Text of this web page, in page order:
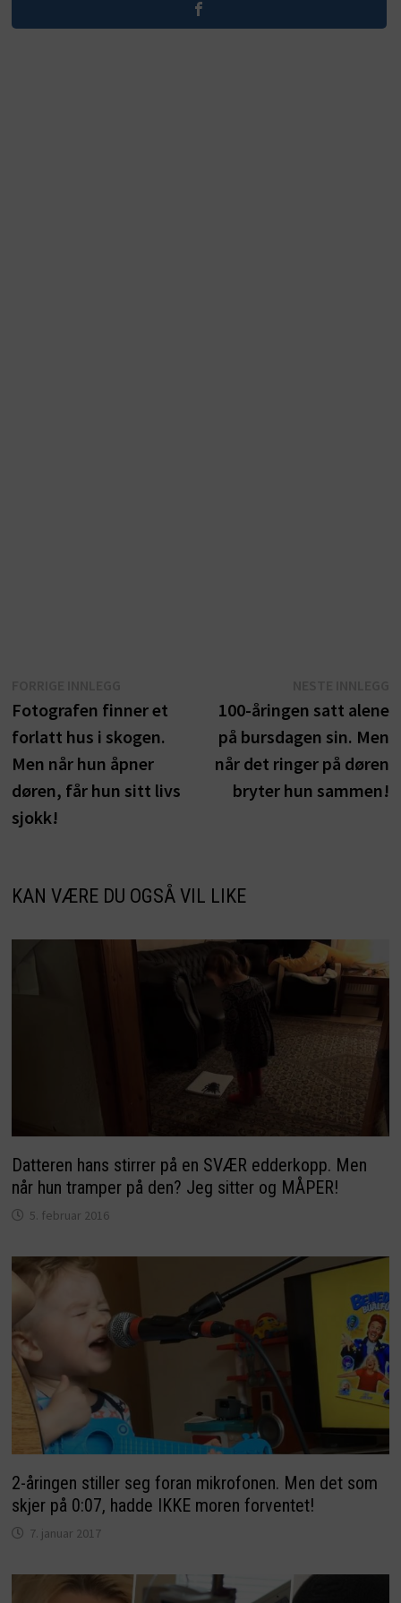
innlegg:
Fotografen finner et
forlatt hus i skogen.
Men når hun åpner
døren, får hun sitt livs
sjokk!
100-åringen satt alene
på bursdagen sin. Men
når det ringer på døren
bryter hun sammen!
KAN VÆRE DU OGSÅ VIL LIKE
Datteren hans stirrer på en SVÆR edderkopp. Men
når hun tramper på den? Jeg sitter og MÅPER!
5. februar 2016
2-åringen stiller seg foran mikrofonen. Men det som
skjer på 0:07, hadde IKKE moren forventet!
7. januar 2017